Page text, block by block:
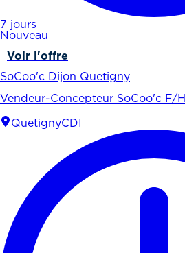
7 jours
Nouveau
Voir l'offre
SoCoo'c Dijon Quetigny
Vendeur-Concepteur SoCoo'c F/H
QuetignyCDI